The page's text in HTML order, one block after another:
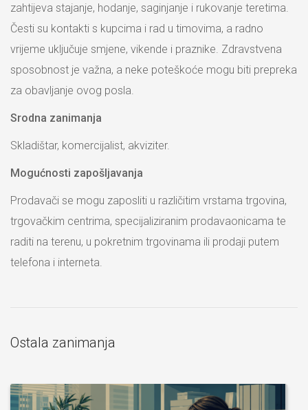
zahtijeva stajanje, hodanje, saginjanje i rukovanje teretima.
Česti su kontakti s kupcima i rad u timovima, a radno
vrijeme uključuje smjene, vikende i praznike. Zdravstvena
sposobnost je važna, a neke poteškoće mogu biti prepreka
za obavljanje ovog posla.
Srodna zanimanja
Skladištar, komercijalist, akviziter.
Mogućnosti zapošljavanja
Prodavači se mogu zaposliti u različitim vrstama trgovina,
trgovačkim centrima, specijaliziranim prodavaonicama te
raditi na terenu, u pokretnim trgovinama ili prodaji putem
telefona i interneta.
Ostala zanimanja